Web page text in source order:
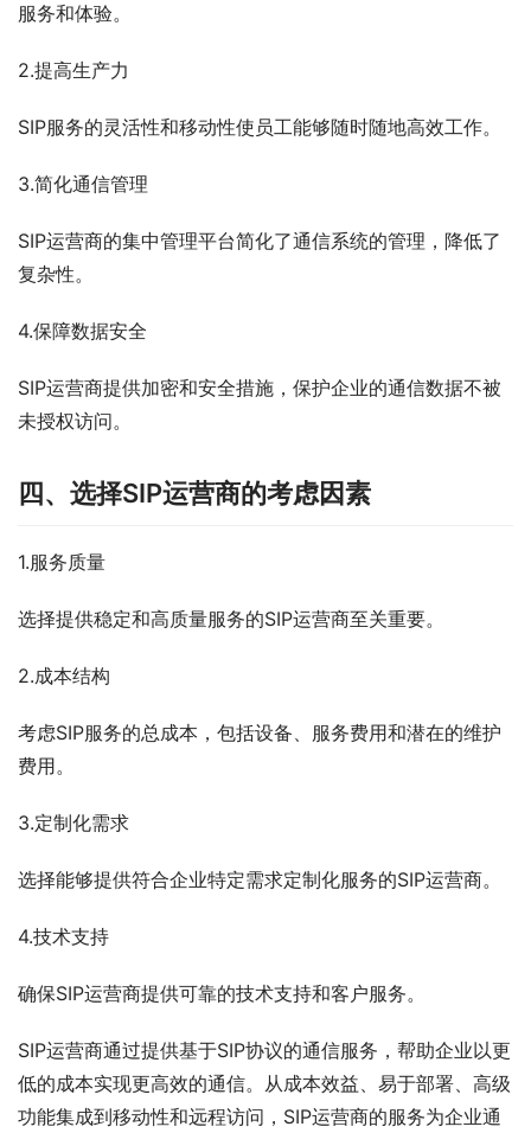
服务和体验。
2.提高生产力
SIP服务的灵活性和移动性使员工能够随时随地高效工作。
3.简化通信管理
SIP运营商的集中管理平台简化了通信系统的管理，降低了
复杂性。
4.保障数据安全
SIP运营商提供加密和安全措施，保护企业的通信数据不被
未授权访问。
四、选择SIP运营商的考虑因素
1.服务质量
选择提供稳定和高质量服务的SIP运营商至关重要。
2.成本结构
考虑SIP服务的总成本，包括设备、服务费用和潜在的维护
费用。
3.定制化需求
选择能够提供符合企业特定需求定制化服务的SIP运营商。
4.技术支持
确保SIP运营商提供可靠的技术支持和客户服务。
SIP运营商通过提供基于SIP协议的通信服务，帮助企业以更
低的成本实现更高效的通信。从成本效益、易于部署、高级
功能集成到移动性和远程访问，SIP运营商的服务为企业通